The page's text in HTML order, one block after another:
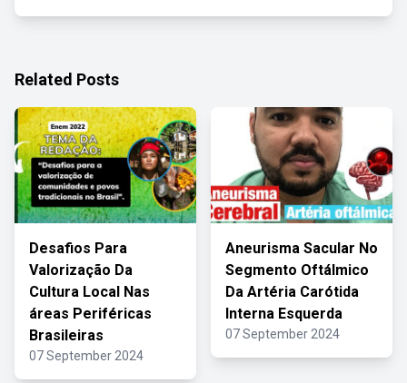
Related Posts
Desafios Para
Valorização Da
Cultura Local Nas
áreas Periféricas
Brasileiras
07 September 2024
Aneurisma Sacular No
Segmento Oftálmico
Da Artéria Carótida
Interna Esquerda
07 September 2024